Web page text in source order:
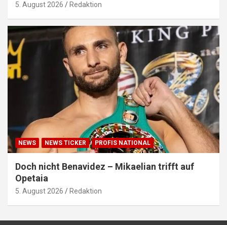
5. August 2026 Redaktion
NEWS NEWS TICKER PROFIS NATIONAL
Doch nicht Benavidez – Mikaelian trifft auf
Opetaia
5. August 2026 Redaktion